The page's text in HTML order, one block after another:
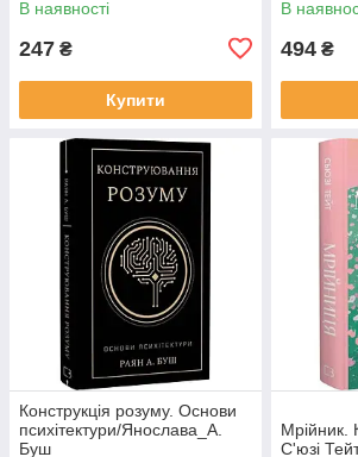
В наявності
247 ₴
Купити
В
494 ₴
Конструкція розуму. Основи
психітектури/Янослава_А.
Буш
Мрійник.
С'юзі